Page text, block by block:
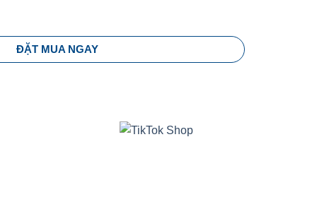
HÀN QUỐC KERASYS ORIENTAL PREMIUM RED CAMELLIA
ĐẶT MUA NGAY